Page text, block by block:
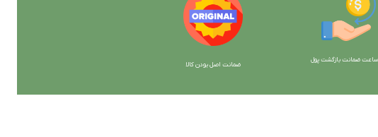
ت پول
ضمانت اصل بودن کالا